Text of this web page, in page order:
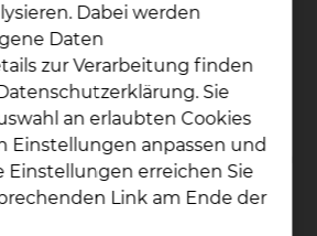
ehrenamtlichen und
gehört
Auskünften zu einem
auch die
zu Mitarbeiterinnen und
betreffenden Bereichen, um in
Auftrag angemessene
Belange zu finden.
Dabei werden
Daten
zur Verarbeitung finden
Sie
an erlaubten Cookies
Einstellungen anpassen und
Einstellungen erreichen Sie
Link am Ende der